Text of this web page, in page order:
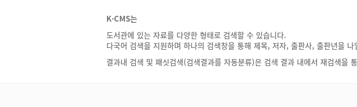
K·CMS는
도서관에 있는 자료를 다양한 형태로 검색할 수 있습니다.
다국어 검색을 지원하며 하나의 검색창을 통해 제목, 저자, 출판사, 출판년을
결과내 검색 및 패싯검색(검색결과를 자동분류)은 검색 결과 내에서 재검색을